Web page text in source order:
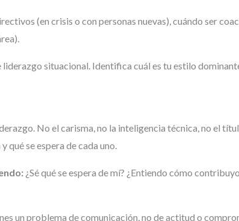
(en crisis o con personas nuevas), cuándo ser
situacional. Identifica cuál es tu estilo
No el carisma, no la inteligencia técnica, no el
qué se espera de cada uno.
¿Sé qué se espera de mí? ¿Entiendo cómo
un problema de comunicación, no de actitud o